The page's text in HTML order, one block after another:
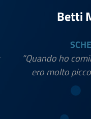
Betti
“Quando ho
ero molto